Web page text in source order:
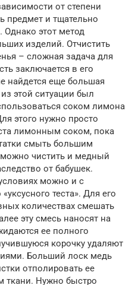
от степени
предмет и тщательно
этот метод
изделий. Отчистить
– сложная задача для
заключается в его
найдется еще большая
этой ситуации был
соком лимона
этого нужно просто
лимонным соком, пока
смыть большим
чистить и медный
от бабушек.
можно и с
теста». Для его
количествах смешать
эту смесь наносят на
ее полного
корочку удаляют
Больший лоск медь
отполировать ее
ткани. Нужно быстро